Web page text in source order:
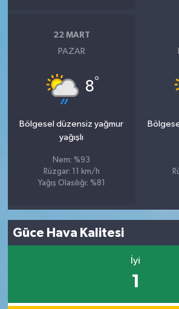
22 MART
PAZAR
8°
Bölgesel düzensiz yağmur
yağışlı
Nem: %93
Rüzgar: 11 km/h
Yağış Olasılığı: %81
Güce Hava Kalitesi
İyi
1